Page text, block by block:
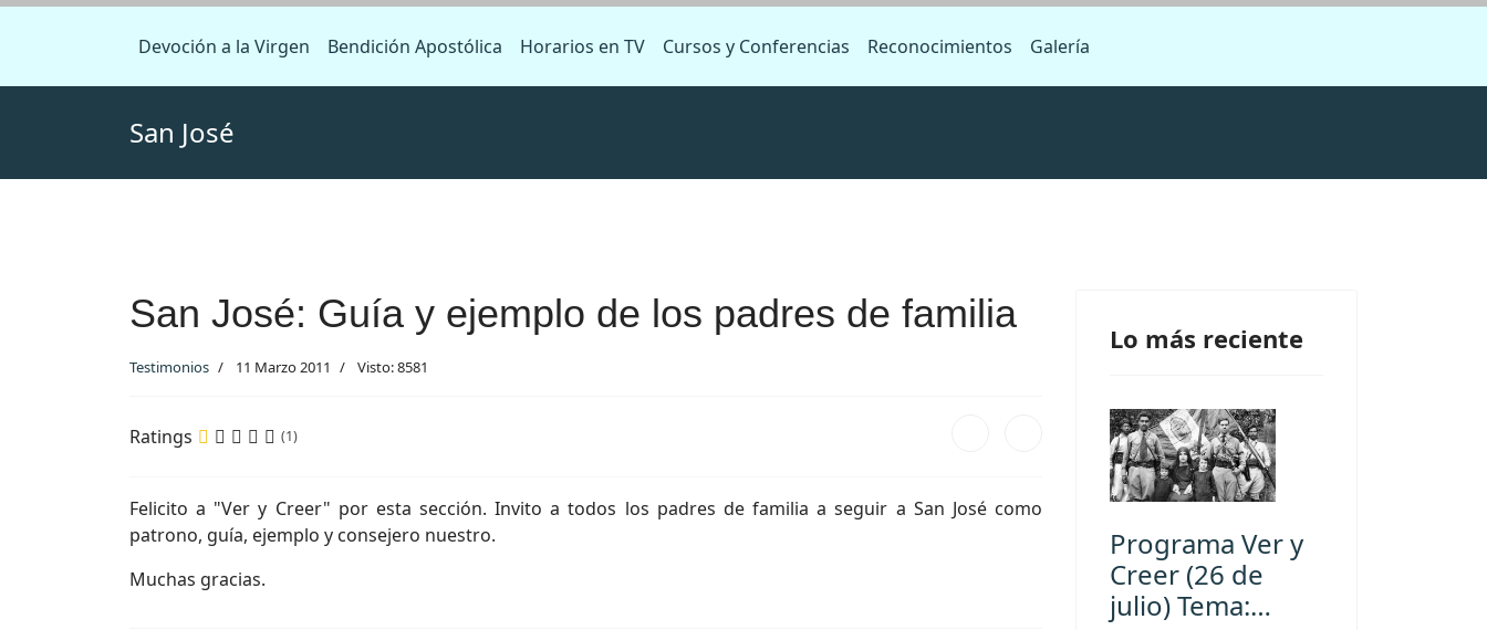
Devoción a la Virgen Bendición Apostólica Horarios en TV Cursos y Conferencias Reconocimientos Galería
San José
San José: Guía y ejemplo de los padres de familia
Testimonios 11 Marzo 2011 Visto: 8581
Ratings (1)
Felicito a "Ver y Creer" por esta sección. Invito a todos los padres de familia a seguir a San José como
patrono, guía, ejemplo y consejero nuestro.
Muchas gracias.
Lo más reciente
Programa Ver y
Creer (26 de
julio) Tema:…